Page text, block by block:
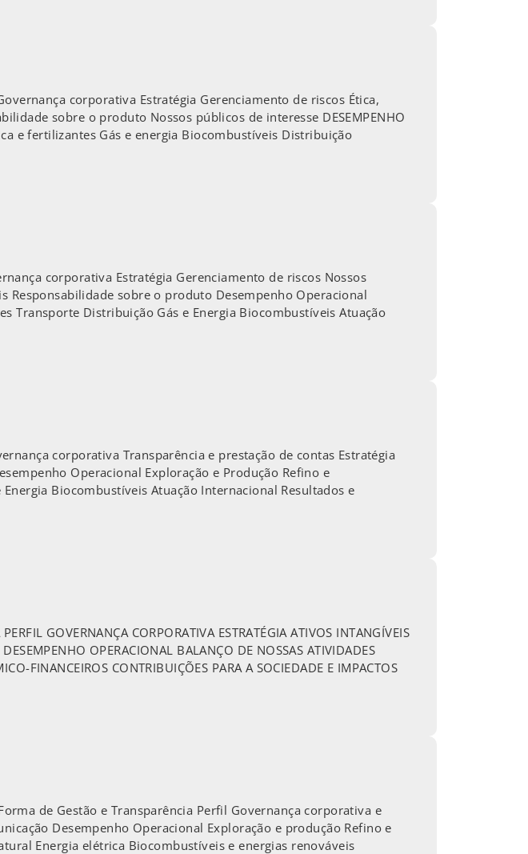
corporativa Estratégia Gerenciamento de riscos Ética,
sobre o produto Nossos públicos de interesse DESEMPENHO
e fertilizantes Gás e energia Biocombustíveis Distribuição
corporativa Estratégia Gerenciamento de riscos Nossos
Responsabilidade sobre o produto Desempenho Operacional
Transporte Distribuição Gás e Energia Biocombustíveis Atuação
corporativa Transparência e prestação de contas Estratégia
Operacional Exploração e Produção Refino e
Biocombustíveis Atuação Internacional Resultados e
GOVERNANÇA CORPORATIVA ESTRATÉGIA ATIVOS INTANGÍVEIS
OPERACIONAL BALANÇO DE NOSSAS ATIVIDADES
FINANCEIROS CONTRIBUIÇÕES PARA A SOCIEDADE E IMPACTOS
de Gestão e Transparência Perfil Governança corporativa e
Desempenho Operacional Exploração e produção Refino e
Energia elétrica Biocombustíveis e energias renováveis